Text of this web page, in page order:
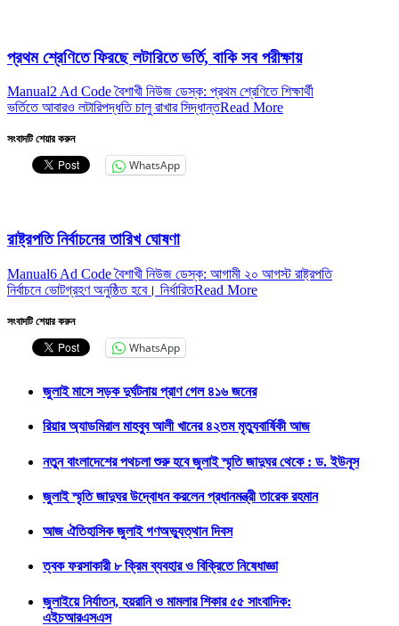
প্রথম শ্রেণিতে ফিরছে লটারিতে ভর্তি, বাকি সব পরীক্ষায়
Manual2 Ad Code বৈশাখী নিউজ ডেস্ক: প্রথম শ্রেণিতে শিক্ষার্থী
ভর্তিতে আবারও লটারিপদ্ধতি চালু রাখার সিদ্ধান্তRead More
সংবাদটি শেয়ার করুন
WhatsApp
রাষ্ট্রপতি নির্বাচনের তারিখ ঘোষণা
Manual6 Ad Code বৈশাখী নিউজ ডেস্ক: আগামী ২০ আগস্ট রাষ্ট্রপতি
নির্বাচনে ভোটগ্রহণ অনুষ্ঠিত হবে। নির্ধারিতRead More
সংবাদটি শেয়ার করুন
WhatsApp
জুলাই মাসে সড়ক দুর্ঘটনায় প্রাণ গেল ৪১৬ জনের
রিয়ার অ্যাডমিরাল মাহবুব আলী খানের ৪২তম মৃত্যুবার্ষিকী আজ
নতুন বাংলাদেশের পথচলা শুরু হবে জুলাই স্মৃতি জাদুঘর থেকে : ড. ইউনূস
জুলাই স্মৃতি জাদুঘর উদ্বোধন করলেন প্রধানমন্ত্রী তারেক রহমান
আজ ঐতিহাসিক জুলাই গণঅভ্যুত্থান দিবস
ত্বক ফরসাকারী ৮ ক্রিম ব্যবহার ও বিক্রিতে নিষেধাজ্ঞা
জুলাইয়ে নির্যাতন, হয়রানি ও মামলার শিকার ৫৫ সাংবাদিক:
এইচআরএসএস